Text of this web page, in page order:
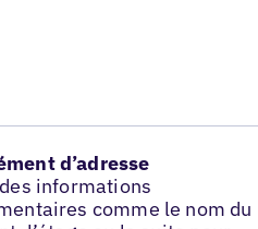
d’adresse
informations
comme le nom du